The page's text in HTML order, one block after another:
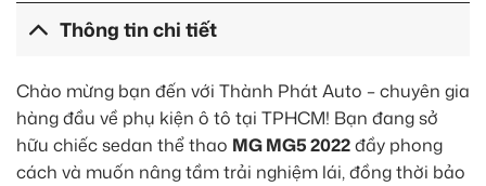
Thông tin chi tiết
Chào mừng bạn đến với Thành Phát Auto – chuyên gia
hàng đầu về phụ kiện ô tô tại TPHCM! Bạn đang sở
hữu chiếc sedan thể thao MG MG5 2022đầy phong
cách và muốn nâng tầm trải nghiệm lái, đồng thời bảo